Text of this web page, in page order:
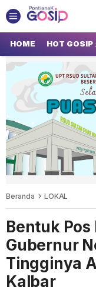
GOSIP
Tempatnya
HOME HOT GOSIP
Beranda LOKAL
Bentuk
Gubernur
Tingginya
Kalbar